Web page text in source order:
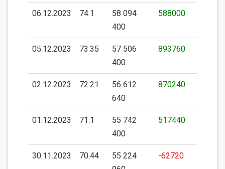
06.12.2023 74.1
58 094
400
588000
05.12.2023 73.35
57 506
400
893760
02.12.2023 72.21
56 612
640
870240
01.12.2023 71.1
55 742
400
517440
30.11.2023 70.44
55 224
-62720